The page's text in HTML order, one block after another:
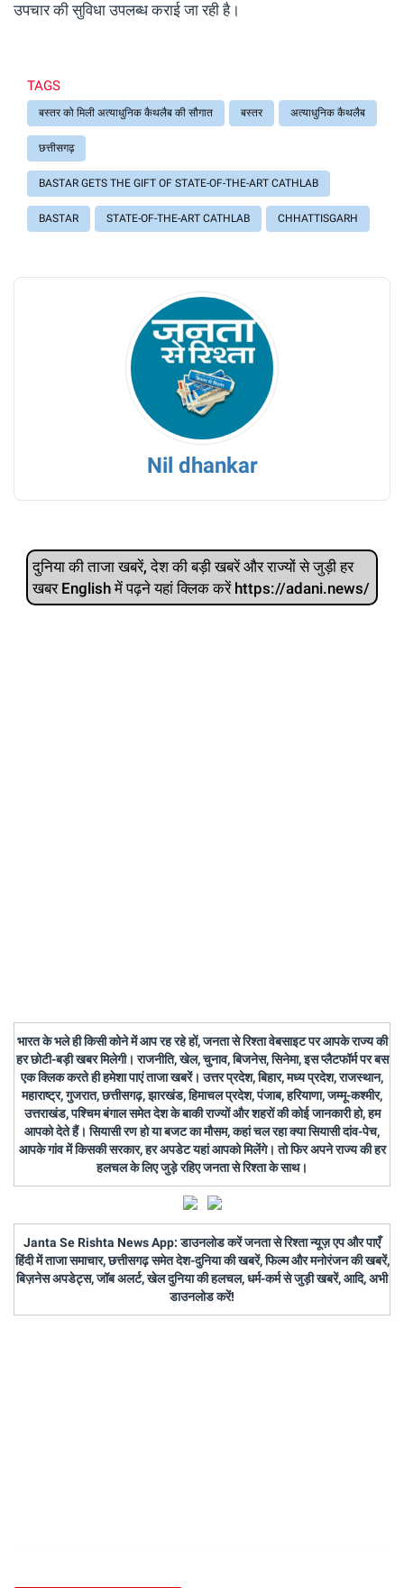
उपचार की सुविधा उपलब्ध कराई जा रही है।
TAGS
बस्तर को मिली अत्याधुनिक कैथलैब की सौगात बस्तर अत्याधुनिक कैथलैब
छत्तीसगढ़
BASTAR GETS THE GIFT OF STATE-OF-THE-ART CATHLAB
BASTAR STATE-OF-THE-ART CATHLAB CHHATTISGARH
Nil dhankar
दुनिया की ताजा खबरें, देश की बड़ी खबरें और राज्‍यों से जुड़ी हर
खबर English में पढ़ने यहां क्लिक करें https://adani.news/
भारत के भले ही किसी कोने में आप रह रहे हों, जनता से रिश्ता वेबसाइट पर आपके राज्य की
हर छोटी-बड़ी खबर मिलेगी। राजनीति, खेल, चुनाव, बिजनेस, सिनेमा, इस प्लैटफॉर्म पर बस
एक क्लिक करते ही हमेशा पाएं ताजा खबरें। उत्तर प्रदेश, बिहार, मध्य प्रदेश, राजस्थान,
महाराष्ट्र, गुजरात, छत्तीसगढ़, झारखंड, हिमाचल प्रदेश, पंजाब, हरियाणा, जम्मू-कश्मीर,
उत्तराखंड, पश्चिम बंगाल समेत देश के बाकी राज्यों और शहरों की कोई जानकारी हो, हम
आपको देते हैं। सियासी रण हो या बजट का मौसम, कहां चल रहा क्या सियासी दांव-पेच,
आपके गांव में किसकी सरकार, हर अपडेट यहां आपको मिलेंगे। तो फिर अपने राज्य की हर
हलचल के लिए जुड़े रहिए जनता से रिश्ता के साथ।
Janta Se Rishta News App: डाउनलोड करें जनता से रिश्ता न्यूज़ एप और पाएँ
हिंदी में ताजा समाचार, छत्तीसगढ़ समेत देश-दुनिया की खबरें, फिल्म और मनोरंजन की खबरें,
बिज़नेस अपडेट्स, जॉब अलर्ट, खेल दुनिया की हलचल, धर्म-कर्म से जुड़ी खबरें, आदि, अभी
डाउनलोड करें!